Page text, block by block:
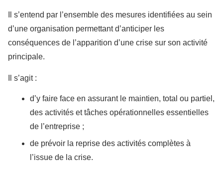
Il s’entend par l’ensemble des mesures identifiées au sein
d’une organisation permettant d’anticiper les
conséquences de l’apparition d’une crise sur son activité
principale.
Il s’agit :
d’y faire face en assurant le maintien, total ou partiel,
des activités et tâches opérationnelles essentielles
de l’entreprise ;
de prévoir la reprise des activités complètes à
l’issue de la crise.